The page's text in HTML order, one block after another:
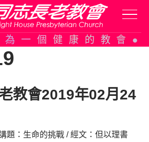
為一個健康的教會
教會2019年02月24
題：生命的挑戰 / 經文：但以理書